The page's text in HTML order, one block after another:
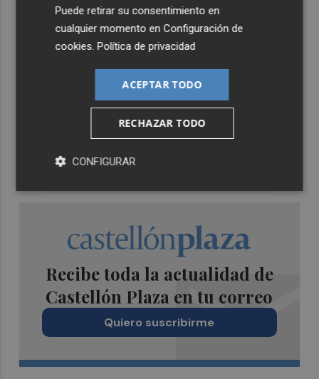
Recibe toda la actualidad de
Castellón Plaza en tu correo
Quiero suscribirme
Puede retirar su consentimiento en
cualquier momento enConfiguración de
cookies.Política de privacidad
ACEPTAR TODO
RECHAZAR TODO
CONFIGURAR